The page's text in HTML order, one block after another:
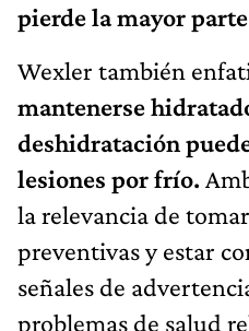
pierde la mayor
Wexler también
mantenerse
deshidratación
lesiones por frío.
la relevancia de
preventivas y estar
señales de
problemas de salud